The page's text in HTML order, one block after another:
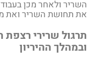
השריר ולאחר מכן
את תחושת השריר ואת
תרגול שרירי רצפת
ובמהלך ההיריון